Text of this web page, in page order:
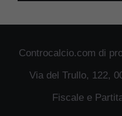
Controcalcio.com di
Via del Trullo, 122,
Fiscale e